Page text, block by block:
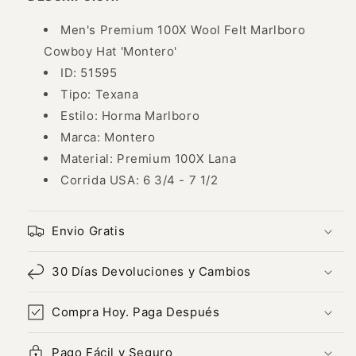
-
51595
-
51595
Men's Premium 100X Wool Felt Marlboro
Cowboy Hat 'Montero'
ID: 51595
Tipo: Texana
Estilo: Horma Marlboro
Marca: Montero
Material: Premium 100X Lana
Corrida USA: 6 3/4 - 7 1/2
Envio Gratis
30 Días Devoluciones y Cambios
Compra Hoy. Paga Después
Pago Fácil y Seguro